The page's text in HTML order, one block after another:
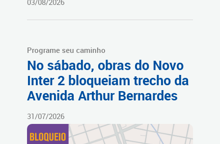
Programe seu caminho
No sábado, obras do Novo
Inter 2 bloqueiam trecho da
Avenida Arthur Bernardes
31/07/2026